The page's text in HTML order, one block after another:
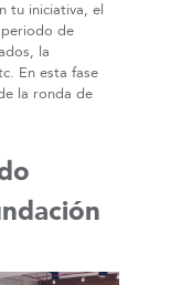
tu iniciativa, el
de
la
En esta fase
la ronda de